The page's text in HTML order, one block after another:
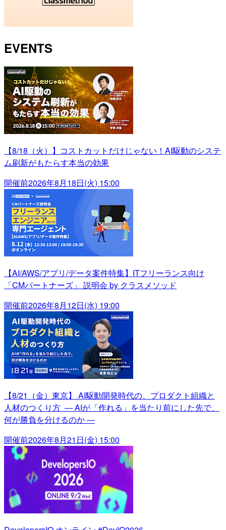
EVENTS
【8/18（火）】コストカットだけじゃない！AI駆動のシステ
ム刷新がもたらす本当の効果
開催前2026年8月18日(火) 15:00
【AI/AWS/アプリ/データ案件特集】ITフリーランス向け
「CMパートナーズ」 説明会 by クラスメソッド
開催前2026年8月12日(水) 19:00
【8/21（金）東京】 AI駆動開発時代の、プロダクト組織と
人材のつくり方 ― AIが「作れる」を当たり前にした先で、
何が勝負を分けるのか ―
開催前2026年8月21日(金) 15:00